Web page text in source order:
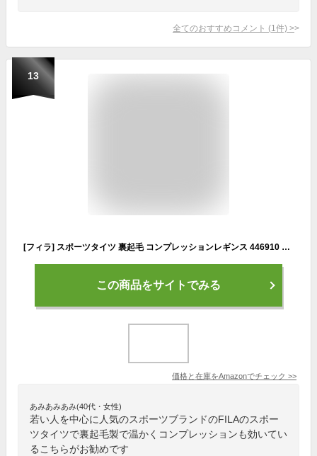
全てのおすすめコメント (1 件) >
13
[フィラ] スポーツタイツ 裏起毛 コンプレッションレギンス 446910 レディース BPK L
この商品をサイトでみる
価格と在庫をAmazonでチェック >>
あみあみあみ(40代・女性)
若い人を中心に人気のスポーツブランドのFILAのスポー
ツタイツで裏起毛製で温かくコンプレッションも効いてい
るこちらがお勧めです